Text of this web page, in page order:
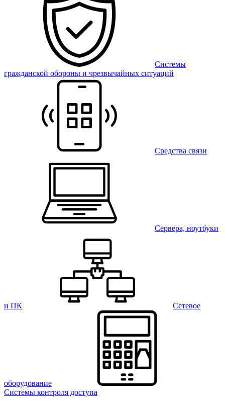
Системы
гражданской обороны и чрезвычайных ситуаций
Средства связи
Сервера, ноутбуки
и ПК Сетевое
оборудование
Системы контроля доступа